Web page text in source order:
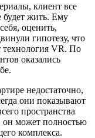
клиент все
будет жить. Ему
оценить,
гипотезу, что
технология VR. По
оказались
недостаточно,
они показывают
пространства
он может полностью
комплекса.